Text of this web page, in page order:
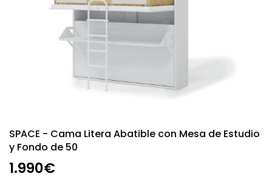
SPACE - Cama Litera Abatible con Mesa de Estudio
y Fondo de 50
1.990€